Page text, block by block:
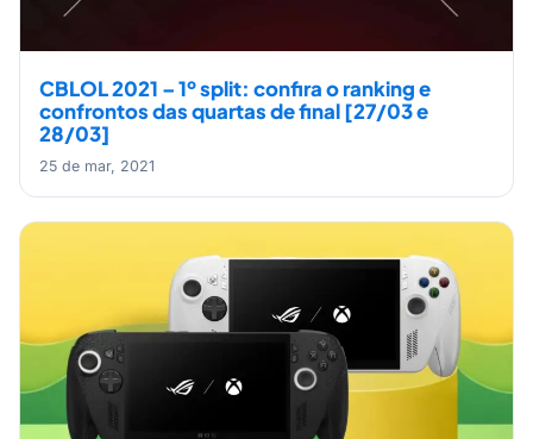
CBLOL 2021 – 1º split: confira o ranking e
confrontos das quartas de final [27/03 e
28/03]
25 de mar, 2021